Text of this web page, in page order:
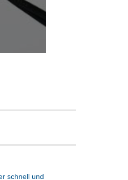
schnell und